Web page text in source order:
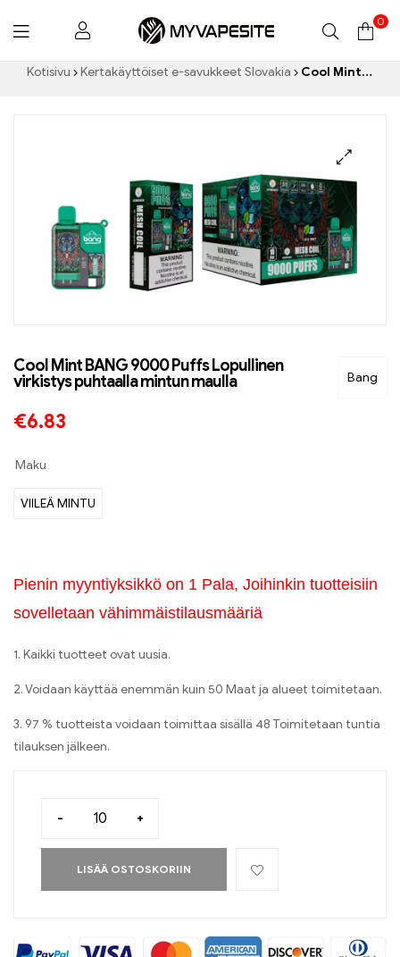
Myvapesite.de
0
Kotisivu Kertakäyttöiset e-savukkeet Slovakia Cool Mint BANG 9000 Puffs Lopullinen virkistys puhtaalla mintun maulla
Bang
Cool Mint BANG 9000 Puffs Lopullinen
virkistys puhtaalla mintun maulla
€6.83
Maku
VIILEÄ MINTU
Pienin myyntiyksikkö on 1 Pala, Joihinkin tuotteisiin
sovelletaan vähimmäistilausmääriä
1. Kaikki tuotteet ovat uusia.
2. Voidaan käyttää enemmän kuin 50 Maat ja alueet toimitetaan.
3. 97 % tuotteista voidaan toimittaa sisällä 48 Toimitetaan tuntia
tilauksen jälkeen.
- +
LISÄÄ OSTOSKORIIN